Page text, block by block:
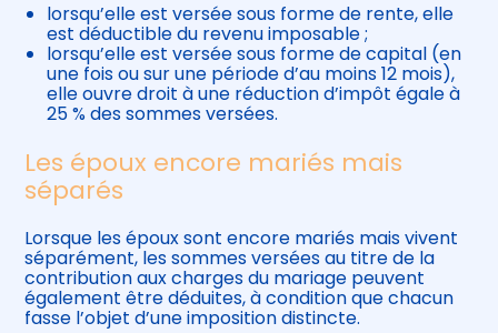
lorsqu’elle est versée sous forme de rente, elle
est déductible du revenu imposable ;
lorsqu’elle est versée sous forme de capital (en
une fois ou sur une période d’au moins 12 mois),
elle ouvre droit à une réduction d’impôt égale à
25 % des sommes versées.
Les époux encore mariés mais
séparés
Lorsque les époux sont encore mariés mais vivent
séparément, les sommes versées au titre de la
contribution aux charges du mariage peuvent
également être déduites, à condition que chacun
fasse l’objet d’une imposition distincte.